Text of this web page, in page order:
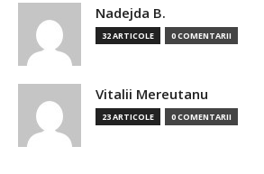
Nadejda B.
32 ARTICOLE 0 COMENTARII
Vitalii Mereutanu
23 ARTICOLE 0 COMENTARII